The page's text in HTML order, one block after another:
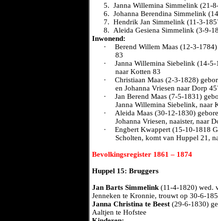
5. Janna Willemina Simmelink (21-
6. Johanna Berendina Simmelink
7. Hendrik Jan Simmelink (11-3-
8.
Aleida Gesiena Simmelink (3-9-
Inwonend:
·
Berend Willem Maas (12-3-
83
·
Janna Willemina Siebelink (14-
naar Kotten 83
·
Christiaan Maas (2-3-1828)
en Johanna Vriesen naar Dorp
·
Jan Berend Maas (7-5-1831)
Janna Willemina Siebelink, naar
·
Aleida Maas (30-12-1830)
Johanna Vriesen, naaister, naar
·
Engbert Kwappert (15-10-1818
Scholten, komt van Huppel 21,
Bevolkingsregister 1861 – 1874
Huppel 15: Bruggers
Jan Barts Simmelink (11-4-1820) wed.
Jenneken te Kronnie, trouwt op 30-6-
Janna Christina te Beest (29-6-1830)
Aaltjen te Hofstee